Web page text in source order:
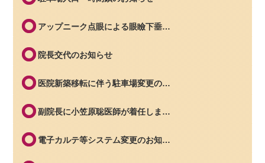
アップニーク点眼による眼瞼下垂…
院長交代のお知らせ
医院新築移転に伴う駐車場変更の…
副院長に小笠原聡医師が着任しま…
電子カルテ等システム変更のお知…